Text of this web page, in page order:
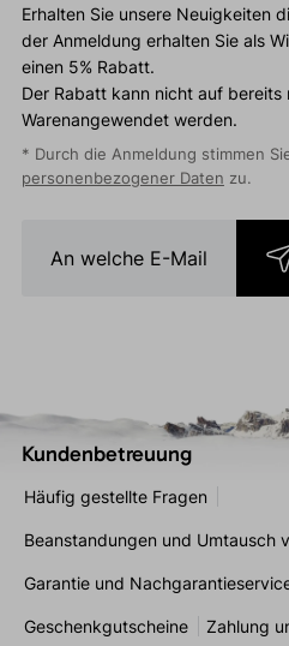
Erhalten Sie unsere Neuigkeiten
der Anmeldung erhalten Sie als
einen 5% Rabatt.
Der Rabatt kann nicht auf bereits
Warenangewendet werden.
* Durch die Anmeldung stimmen
personenbezogener Daten zu.
Kundenbetreuung
Häufig gestellte Fragen
Beanstandungen und Umtausch
Garantie und
Geschenkgutscheine Zahlung